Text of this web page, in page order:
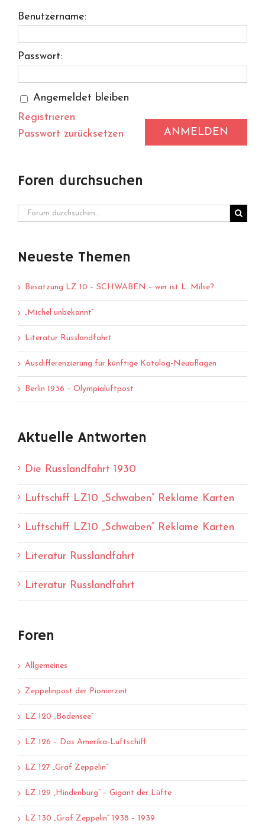
Benutzername:
Passwort:
Angemeldet bleiben
ANMELDEN
Registrieren
Passwort zurücksetzen
Foren durchsuchen
Neueste Themen
Besatzung LZ 10 – SCHWABEN – wer ist L. Milse?
„Michel unbekannt“
Literatur Russlandfahrt
Ausdifferenzierung für künftige Katalog-Neuaflagen
Berlin 1936 – Olympialuftpost
Aktuelle Antworten
Die Russlandfahrt 1930
Luftschiff LZ10 „Schwaben“ Reklame Karten
Luftschiff LZ10 „Schwaben“ Reklame Karten
Literatur Russlandfahrt
Literatur Russlandfahrt
Foren
Allgemeines
Zeppelinpost der Pionierzeit
LZ 120 „Bodensee“
LZ 126 – Das Amerika-Luftschiff
LZ 127 „Graf Zeppelin“
LZ 129 „Hindenburg“ – Gigant der Lüfte
LZ 130 „Graf Zeppelin“ 1938 – 1939